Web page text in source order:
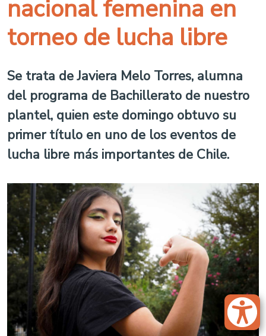
nacional femenina en
torneo de lucha libre
Se trata de Javiera Melo Torres, alumna
del programa de Bachillerato de nuestro
plantel, quien este domingo obtuvo su
primer título en uno de los eventos de
lucha libre más importantes de Chile.